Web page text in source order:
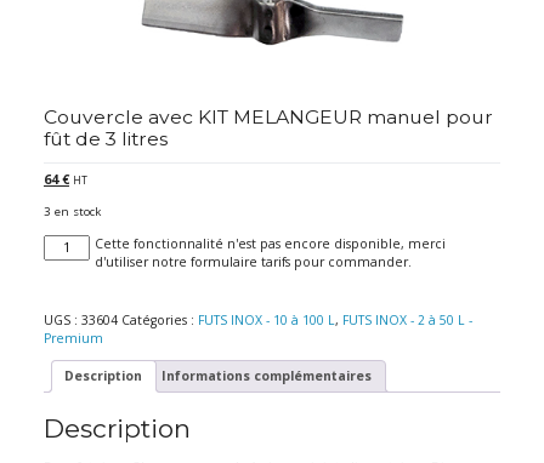
Couvercle avec KIT MELANGEUR manuel pour
fût de 3 litres
64€ HT
3 en stock
quantité
de
KIT
MELANGEUR
pour
fût
3
litres
Cette fonctionnalité n'est pas encore disponible, merci
d'utiliser notre formulaire tarifs pour commander.
UGS : 33604 Catégories : FUTS INOX - 10 à 100 L, FUTS INOX - 2 à 50 L -
Premium
Description Informations complémentaires
Description